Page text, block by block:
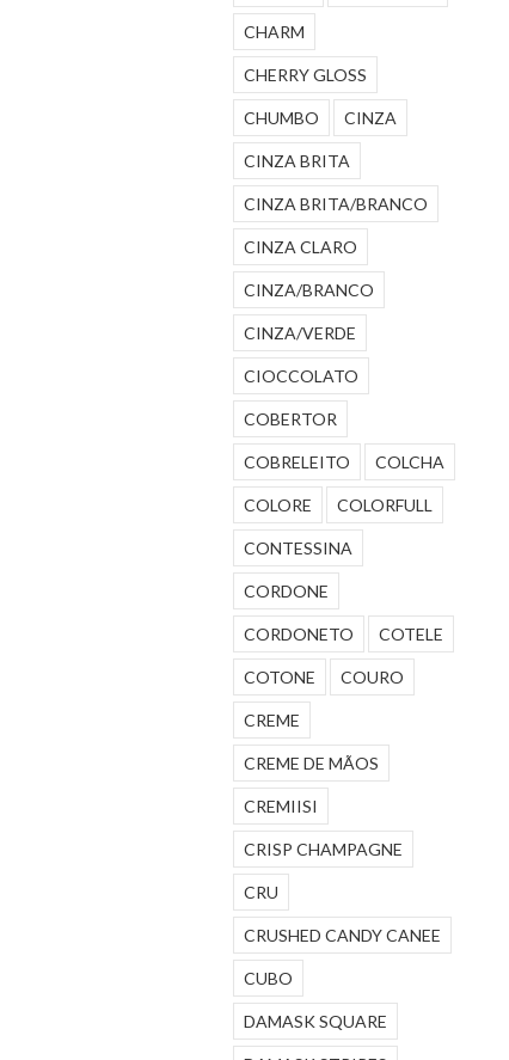
CHARM
CHERRY GLOSS
CHUMBO CINZA
CINZA BRITA
CINZA BRITA/BRANCO
CINZA CLARO
CINZA/BRANCO
CINZA/VERDE
CIOCCOLATO
COBERTOR
COBRELEITO COLCHA
COLORE COLORFULL
CONTESSINA
CORDONE
CORDONETO COTELE
COTONE COURO
CREME
CREME DE MÃOS
CREMIISI
CRISP CHAMPAGNE
CRU
CRUSHED CANDY CANEE
CUBO
DAMASK SQUARE